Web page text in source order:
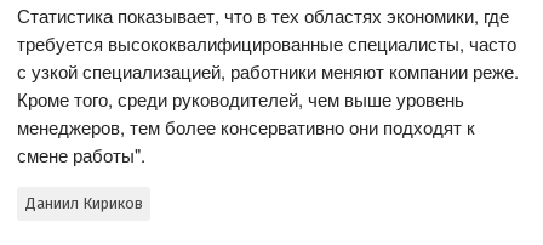
Статистика показывает, что в тех областях экономики, где
требуется высококвалифицированные специалисты, часто
с узкой специализацией, работники меняют компании реже.
Кроме того, среди руководителей, чем выше уровень
менеджеров, тем более консервативно они подходят к
смене работы".
Даниил Кириков